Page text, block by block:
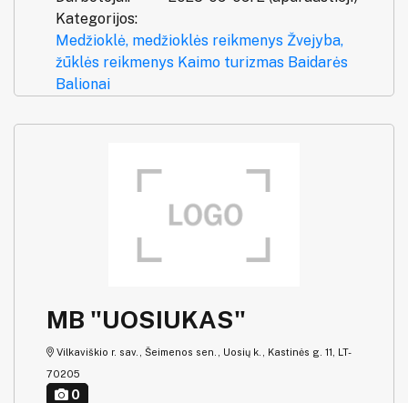
Kategorijos:
Medžioklė, medžioklės reikmenys Žvejyba,
žūklės reikmenys Kaimo turizmas Baidarės
Balionai
MB "UOSIUKAS"
Vilkaviškio r. sav., Šeimenos sen., Uosių k., Kastinės g. 11, LT-
70205
0